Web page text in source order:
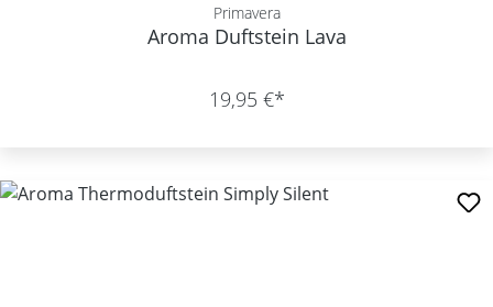
Primavera
Aroma Duftstein Lava
19,95 €*